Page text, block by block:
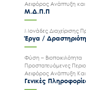
Αειφόρος Ανάπτυξη
Μ.Δ.Π.Π
Μονάδες Διαχείρισης
Έργα /
Φύση – Βιοποικιλότητα
Προστατευόμενες
Αειφόρος Ανάπτυξη
Γενικές